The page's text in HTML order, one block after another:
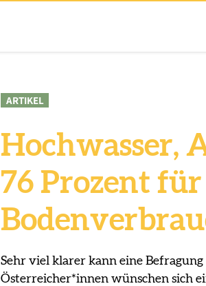
ARTIKEL
Hochwasser,
76 Prozent
Sehr viel klarer kann eine
Österreicher*innen wünschen sich